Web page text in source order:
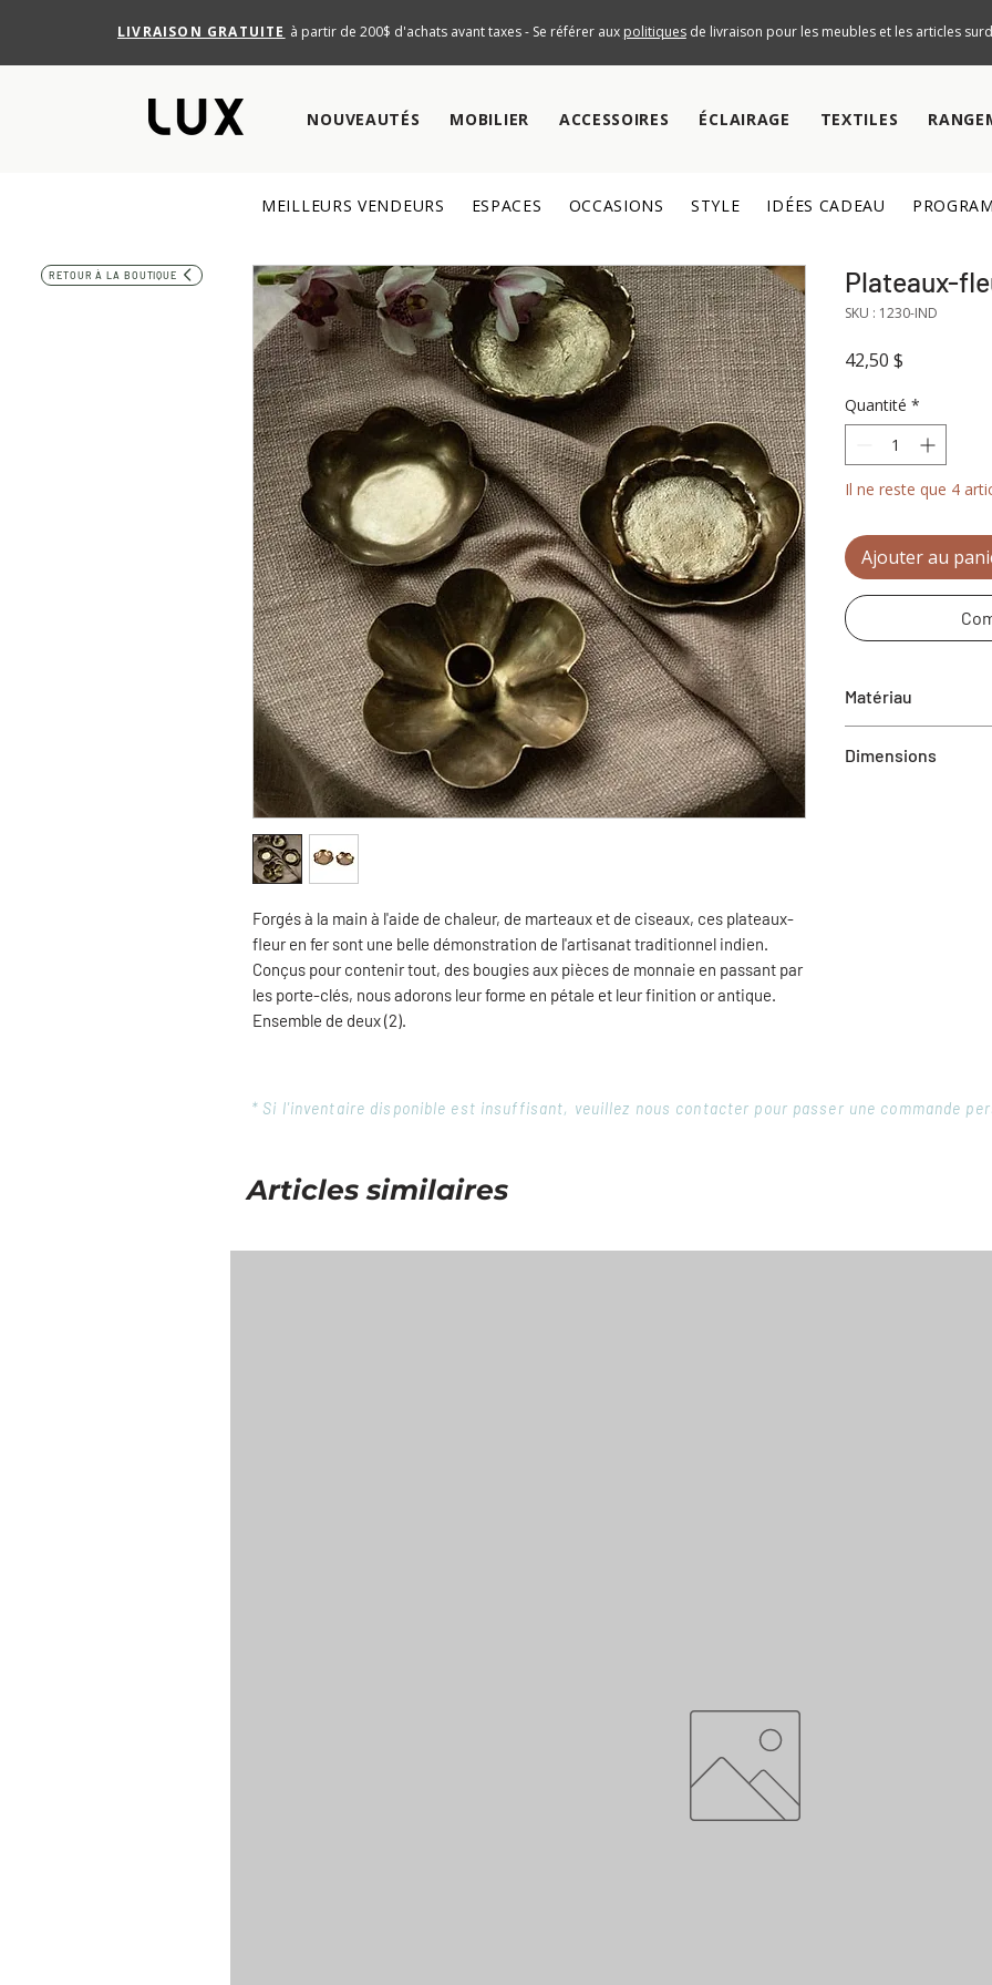
LIVRAISON GRATUITE à partir de 200$ d'achats avant taxes - Se référer aux politiquesde livraison pour les meubles et les articles
NOUVEAUTÉS MOBILIER ACCESSOIRES ÉCLAIRAGE TEXTILES
MEILLEURS VENDEURS ESPACES OCCASIONS STYLE IDÉES CADEAU
RETOUR À LA BOUTIQUE
Forgés à la main à l'aide de chaleur, de marteaux et de ciseaux, ces plateaux-
fleur en fer sont une belle démonstration de l'artisanat traditionnel indien.
Conçus pour contenir tout, des bougies aux pièces de monnaie en passant par
les porte-clés, nous adorons leur forme en pétale et leur finition or antique.
Ensemble de deux (2).
Plateaux-
SKU : 1230-IND
42,50 $
Quantité *
Il ne reste que 4
Ajouter au
Matériau
Dimensions
* Si l'inventaire disponible est insuffisant, veuillez nous contacter pour passer une commande
Articles similaires